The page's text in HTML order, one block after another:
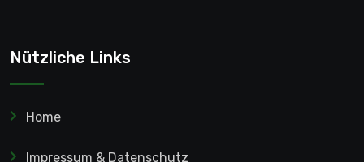
Nützliche Links
Home
Impressum & Datenschutz